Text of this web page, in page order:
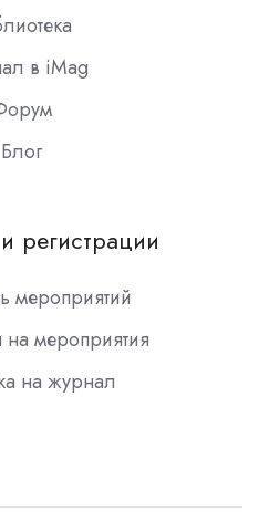
в iMag
Блог
регистрации
мероприятий
на мероприятия
на журнал